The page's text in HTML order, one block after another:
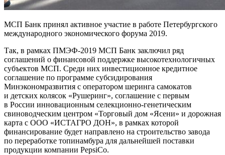
МСП Банк принял активное участие в работе Петербургского
международного экономического форума 2019.
Так, в рамках ПМЭФ-2019 МСП Банк заключил ряд
соглашений о финансовой поддержке высокотехнологичных
субъектов МСП. Среди них инвестиционное кредитное
соглашение по программе субсидирования
Минэкономразвития с оператором шеринга самокатов
и детских колясок «Рушеринг», соглашение с первым
в России инновационным селекционно-генетическим
свиноводческим центром «Торговый дом «Ясени» и дорожная
карта с ООО «ИСТАГРО ДОН», в рамках которой
финансирование будет направлено на строительство завода
по переработке топинамбура для дальнейшей поставки
продукции компании PepsiCo.